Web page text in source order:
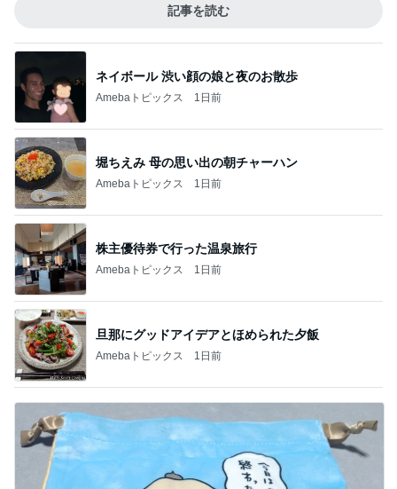
記事を読む
ネイボール 渋い顔の娘と夜のお散歩
Amebaトピックス 1日前
堀ちえみ 母の思い出の朝チャーハン
Amebaトピックス 1日前
株主優待券で行った温泉旅行
Amebaトピックス 1日前
旦那にグッドアイデアとほめられた夕飯
Amebaトピックス 1日前